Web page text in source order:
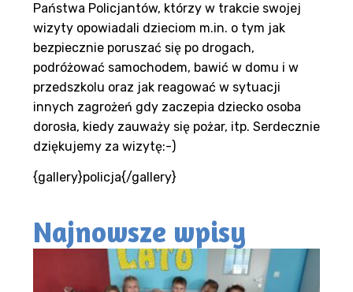
Państwa Policjantów, którzy w trakcie swojej
wizyty opowiadali dzieciom m.in. o tym jak
bezpiecznie poruszać się po drogach,
podróżować samochodem, bawić w domu i w
przedszkolu oraz jak reagować w sytuacji
innych zagrożeń gdy zaczepia dziecko osoba
dorosła, kiedy zauważy się pożar, itp. Serdecznie
dziękujemy za wizytę:-)
{gallery}policja{/gallery}
Najnowsze wpisy